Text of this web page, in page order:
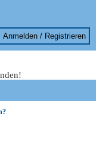
Anmelden / Registrieren